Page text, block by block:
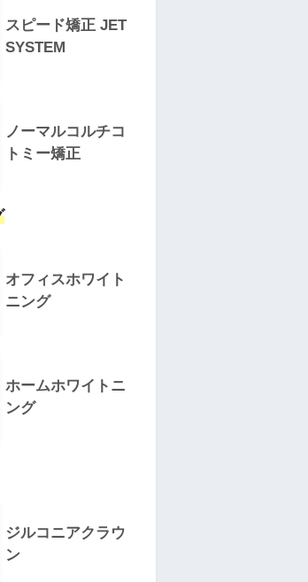
スピード矯正 JET
SYSTEM
ノーマルコルチコ
トミー矯正
オフィスホワイト
ニング
ホームホワイトニ
ング
ジルコニアクラウ
ン